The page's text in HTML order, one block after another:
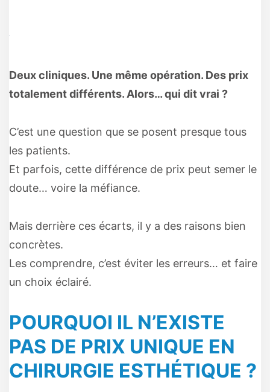
Deux cliniques. Une même opération. Des prix
totalement différents. Alors… qui dit vrai ?
C’est une question que se posent presque tous
les patients.
Et parfois, cette différence de prix peut semer le
doute… voire la méfiance.
Mais derrière ces écarts, il y a des raisons bien
concrètes.
Les comprendre, c’est éviter les erreurs… et faire
un choix éclairé.
POURQUOI IL N’EXISTE
PAS DE PRIX UNIQUE EN
CHIRURGIE ESTHÉTIQUE ?